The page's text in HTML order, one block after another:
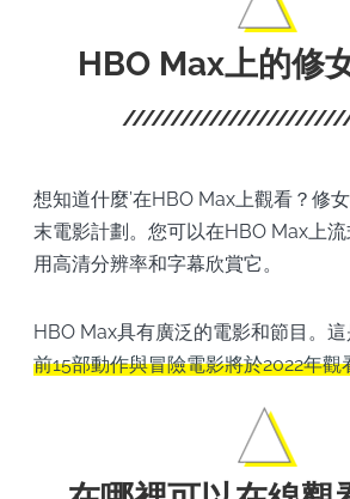
HBO Max上的修
想知道什麼’在HBO Max上觀看？修
末電影計劃。您可以在HBO Max上
用高清分辨率和字幕欣賞它。
HBO Max具有廣泛的電影和節目。這
前15部動作與冒險電影將於2022年觀